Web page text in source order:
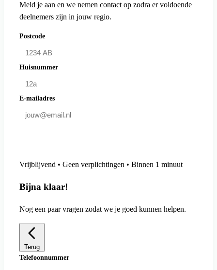
Meld je aan en we nemen contact op zodra er voldoende
deelnemers zijn in jouw regio.
Postcode
Huisnummer
E-mailadres
Vrijblijvend • Geen verplichtingen • Binnen 1 minuut
Bijna klaar!
Nog een paar vragen zodat we je goed kunnen helpen.
Terug
Telefoonnummer